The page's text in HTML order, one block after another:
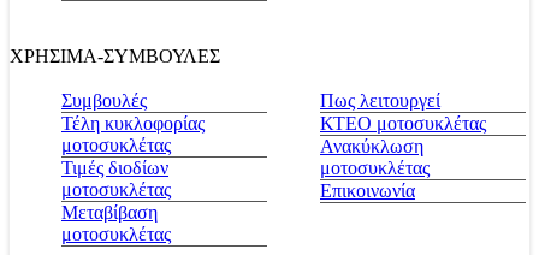
ΧΡΗΣΙΜΑ-ΣΥΜΒΟΥΛΕΣ
Συμβουλές
Τέλη κυκλοφορίας
μοτοσυκλέτας
Τιμές διοδίων
μοτοσυκλέτας
Μεταβίβαση
μοτοσυκλέτας
Πως λειτουργεί
ΚΤΕΟ μοτοσυκλέτας
Ανακύκλωση
μοτοσυκλέτας
Επικοινωνία